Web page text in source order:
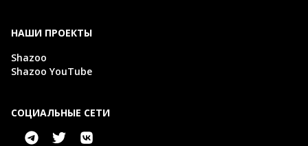
НАШИ ПРОЕКТЫ
Shazoo
Shazoo YouTube
СОЦИАЛЬНЫЕ СЕТИ